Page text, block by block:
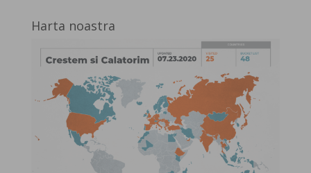
Harta noastra